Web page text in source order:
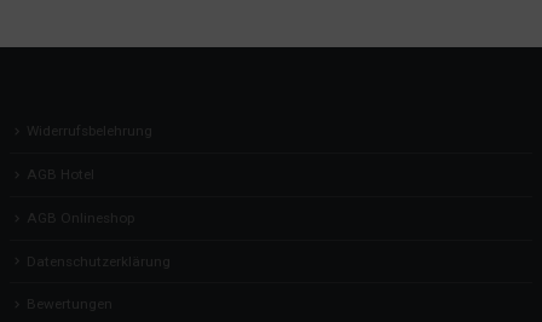
Widerrufsbelehrung
AGB Hotel
AGB Onlineshop
Datenschutzerklärung
Bewertungen